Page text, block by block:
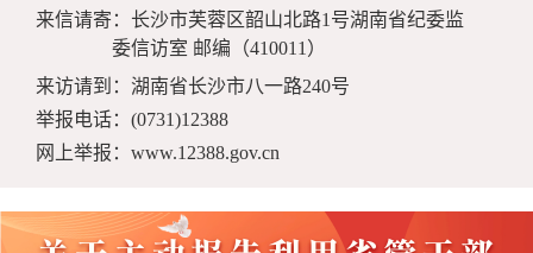
来信请寄：长沙市芙蓉区韶山北路1号湖南省纪委监
委信访室 邮编（410011）
来访请到：湖南省长沙市八一路240号
举报电话：(0731)12388
网上举报：www.12388.gov.cn